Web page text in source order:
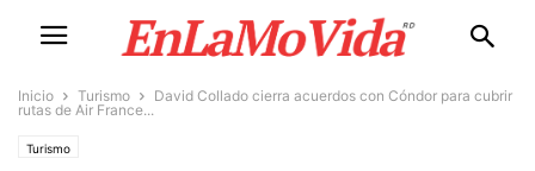
Inicio Turismo
David Collado cierra acuerdos con Cóndor para cubrir
rutas de Air France...
Turismo